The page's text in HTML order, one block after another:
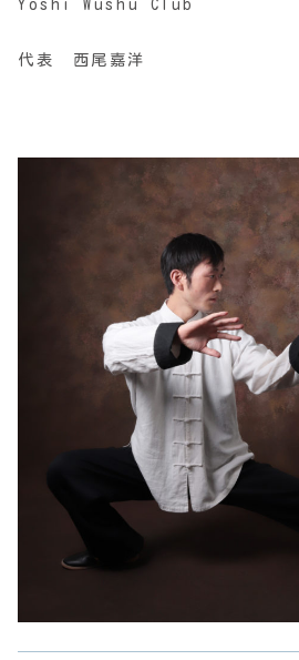
Yoshi Wushu Club
代表 西尾嘉洋